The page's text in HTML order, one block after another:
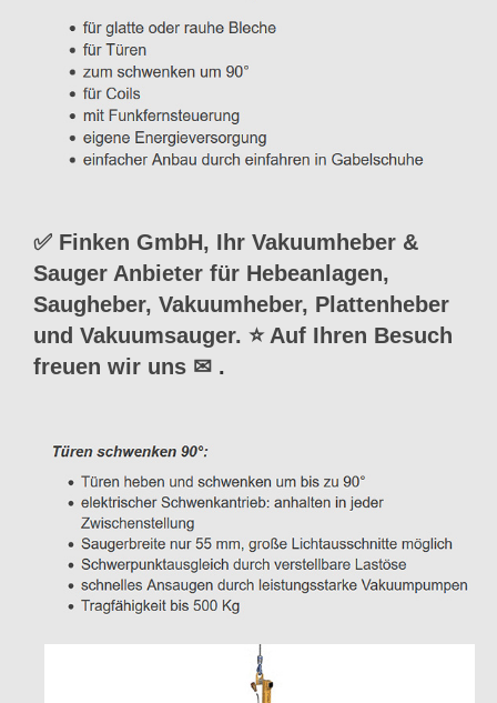
✅ Finken GmbH, Ihr Vakuumheber &
Sauger Anbieter für Hebeanlagen,
Saugheber, Vakuumheber, Plattenheber
und Vakuumsauger. ⭐ Auf Ihren Besuch
freuen wir uns ✉ .